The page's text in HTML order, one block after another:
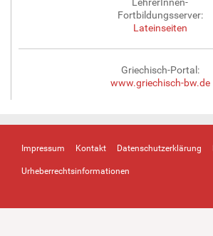
Fortbildungsserver:
Lateinseiten
Griechisch-Portal:
www.griechisch-bw.de
Impressum Kontakt Datenschutzerklärung
Urheberrechtsinformationen